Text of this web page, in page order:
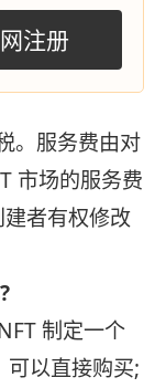
注册
。服务费由对
市场的服务费
者有权修改
制定一个
以直接购买;